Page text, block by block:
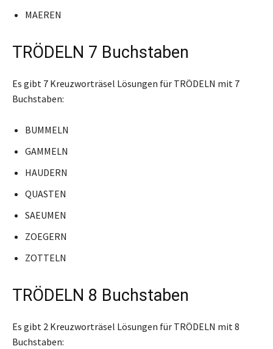
MAEREN
TRÖDELN 7 Buchstaben
Es gibt 7 Kreuzworträsel Lösungen für TRÖDELN mit 7
Buchstaben:
BUMMELN
GAMMELN
HAUDERN
QUASTEN
SAEUMEN
ZOEGERN
ZOTTELN
TRÖDELN 8 Buchstaben
Es gibt 2 Kreuzworträsel Lösungen für TRÖDELN mit 8
Buchstaben: